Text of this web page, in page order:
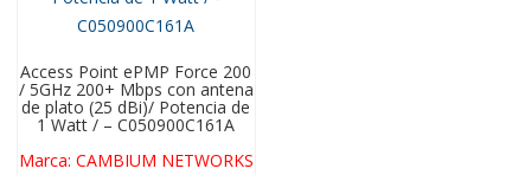
Access Point ePMP Force 200
/ 5GHz 200+ Mbps con antena
de plato (25 dBi)/ Potencia de
1 Watt / – C050900C161A
Marca: CAMBIUM NETWORKS